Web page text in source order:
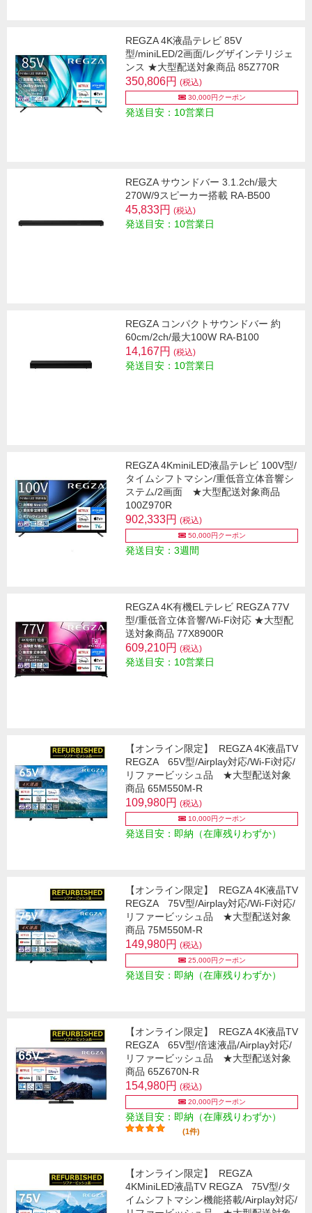
REGZA 4K液晶テレビ 85V
型/miniLED/2画面/レグザインテリジェ
ンス ★大型配送対象商品 85Z770R
350,806円 (税込)
30,000円クーポン
発送目安：10営業日
REGZA サウンドバー 3.1.2ch/最大
270W/9スピーカー搭載 RA-B500
45,833円 (税込)
発送目安：10営業日
REGZA コンパクトサウンドバー 約
60cm/2ch/最大100W RA-B100
14,167円 (税込)
発送目安：10営業日
REGZA 4KminiLED液晶テレビ 100V型/
タイムシフトマシン/重低音立体音響シ
ステム/2画面 ★大型配送対象商品
100Z970R
902,333円 (税込)
50,000円クーポン
発送目安：3週間
REGZA 4K有機ELテレビ REGZA 77V
型/重低音立体音響/Wi-Fi対応 ★大型配
送対象商品 77X8900R
609,210円 (税込)
発送目安：10営業日
【オンライン限定】
REGZA 4K液晶TV
REGZA 65V型/Airplay対応/Wi-Fi対応/
リファービッシュ品 ★大型配送対象
商品 65M550M-R
109,980円 (税込)
10,000円クーポン
発送目安：即納（在庫残りわずか）
【オンライン限定】
REGZA 4K液晶TV
REGZA 75V型/Airplay対応/Wi-Fi対応/
リファービッシュ品 ★大型配送対象
商品 75M550M-R
149,980円 (税込)
25,000円クーポン
発送目安：即納（在庫残りわずか）
【オンライン限定】
REGZA 4K液晶TV
REGZA 65V型/倍速液晶/Airplay対応/
リファービッシュ品 ★大型配送対象
商品 65Z670N-R
154,980円 (税込)
20,000円クーポン
発送目安：即納（在庫残りわずか）
(1件)
【オンライン限定】
REGZA
4KMiniLED液晶TV REGZA 75V型/タ
イムシフトマシン機能搭載/Airplay対応/